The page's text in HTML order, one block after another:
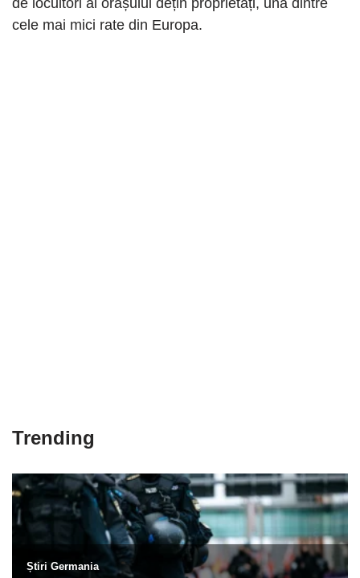
de locuitori ai orașului dețin proprietăți, una dintre
cele mai mici rate din Europa.
Trending